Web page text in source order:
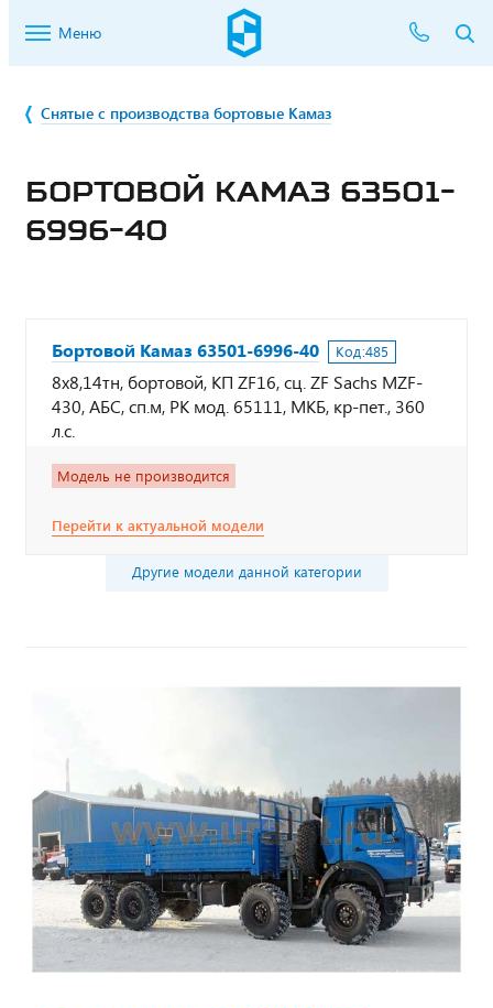
Меню
Снятые с производства бортовые Камаз
БОРТОВОЙ КАМАЗ 63501-
6996-40
Бортовой Камаз 63501-6996-40 Код:485
8х8,14тн, бортовой, КП ZF16, сц. ZF Sachs MZF-
430, АБС, сп.м, РК мод. 65111, МКБ, кр-пет., 360
л.с.
Модель не производится
Перейти к актуальной модели
Другие модели данной категории